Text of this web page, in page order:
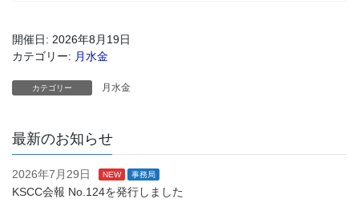
開催日: 2026年8月19日
カテゴリー: 月水金
カテゴリー 月水金
最新のお知らせ
2026年7月29日 NEW 事務局
KSCC会報 No.124を発行しました